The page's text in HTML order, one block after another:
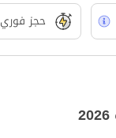
حجز فوري